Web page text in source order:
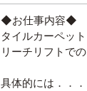
◆お仕事内容◆
タイルカーペッ
リーチリフトで
具体的には．．．